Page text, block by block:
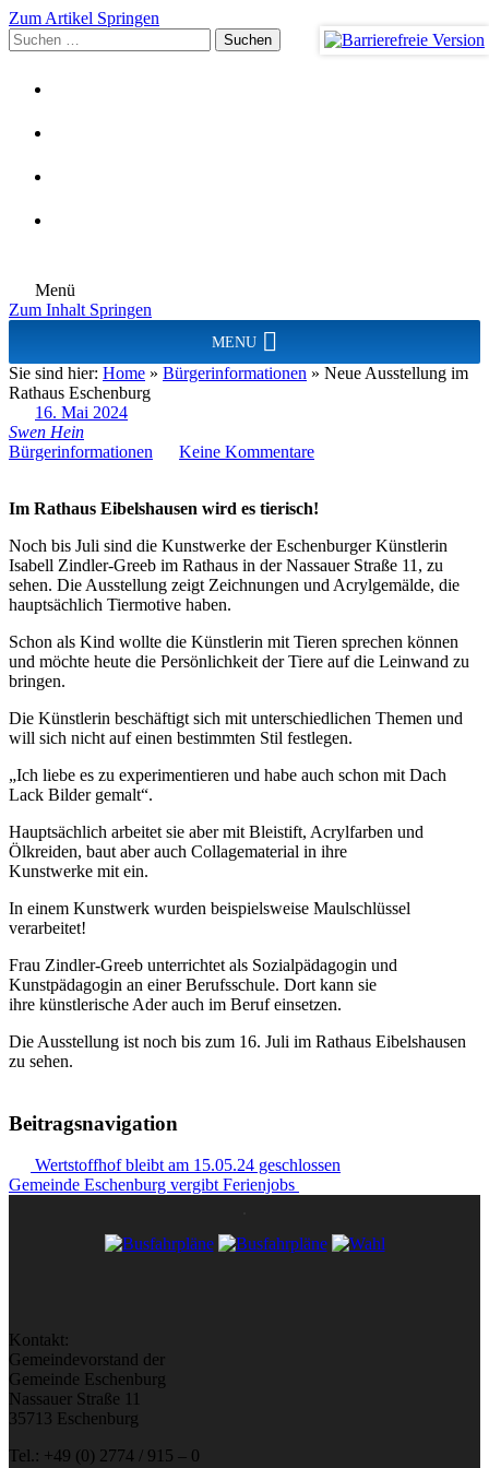
Zum Artikel Springen
Suchen
nach:
Menü
Zum Inhalt Springen
MENU
Sie sind hier: Home » Bürgerinformationen » Neue Ausstellung im
Rathaus Eschenburg
16. Mai 2024
Swen Hein
Bürgerinformationen
Keine Kommentare
Im Rathaus Eibelshausen wird es tierisch!
Noch bis Juli sind die Kunstwerke der Eschenburger Künstlerin
Isabell Zindler-Greeb im Rathaus in der Nassauer Straße 11, zu
sehen. Die Ausstellung zeigt Zeichnungen und Acrylgemälde, die
hauptsächlich Tiermotive haben.
Schon als Kind wollte die Künstlerin mit Tieren sprechen können
und möchte heute die Persönlichkeit der Tiere auf die Leinwand zu
bringen.
Die Künstlerin beschäftigt sich mit unterschiedlichen Themen und
will sich nicht auf einen bestimmten Stil festlegen.
„Ich liebe es zu experimentieren und habe auch schon mit Dach
Lack Bilder gemalt“.
Hauptsächlich arbeitet sie aber mit Bleistift, Acrylfarben und
Ölkreiden, baut aber auch Collagematerial in ihre
Kunstwerke mit ein.
In einem Kunstwerk wurden beispielsweise Maulschlüssel
verarbeitet!
Frau Zindler-Greeb unterrichtet als Sozialpädagogin und
Kunstpädagogin an einer Berufsschule. Dort kann sie
ihre künstlerische Ader auch im Beruf einsetzen.
Die Ausstellung ist noch bis zum 16. Juli im Rathaus Eibelshausen
zu sehen.
Beitragsnavigation
Wertstoffhof bleibt am 15.05.24 geschlossen
Gemeinde Eschenburg vergibt Ferienjobs
Kontakt:
Gemeindevorstand der
Gemeinde Eschenburg
Nassauer Straße 11
35713 Eschenburg
Tel.: +49 (0) 2774 / 915 – 0